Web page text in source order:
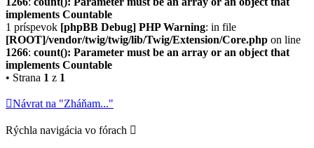
implements Countable
1 príspevok [phpBB Debug] PHP Warning: in file
[ROOT]/vendor/twig/twig/lib/Twig/Extension/Core.php on line
1266: count(): Parameter must be an array or an object that
implements Countable
• Strana 1 z 1
Návrat na "Zháňam..."
Rýchla navigácia vo fórach